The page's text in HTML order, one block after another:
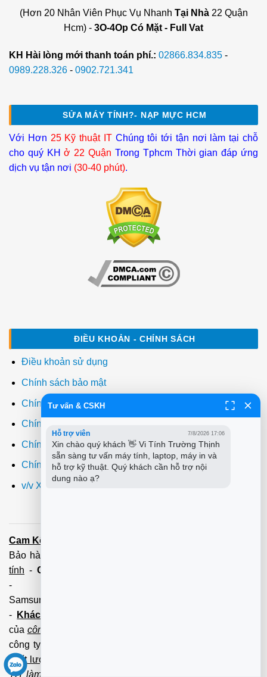
(Hơn 20 Nhân Viên Phục Vụ Nhanh Tại Nhà22 Quận
Hcm) - 3O-4Op Có Mặt - Full Vat
KH Hài lòng mới thanh toán phí.: 02866.834.835 -
0989.228.326 - 0902.721.341
SỬA MÁY TÍNH?- NẠP MỰC HCM
Với Hơn 25 Kỹ thuật ITChúng tôi tới tận nơi làm tại chỗ
cho quý KHở 22 Quận Trong Tphcm Thời gian đáp ứng
dịch vụ tận nơi (30-40 phút).
ĐIỀU KHOẢN - CHÍNH SÁCH
Điều khoản sử dụng
Chính sách bảo mật
Chính sách thanh toán
Chính sách giao hàng
Chính sách đổi trả
Chính sách bảo hành
v/v Xuất hóa đơn đỏ VAT
Cam Kết:
Bảo hành tận tâm - Xuất hóa đơn đỏ đầy đủ
tính - Cài Win Tận Nơi
-
Samsung,Brother,Xeroc,Panasonic): 100 - 180,000 vnđ
-
Khách hàng lưu ý:
của công ty PCI.
công ty không liên hệ và làm việc với cá nhân đảm bảo
chất lượng dịch vụ
TH làm việc với cá nhân không qua tổng đài, không có
Tư vấn & CSKH
Hỗ trợ viên 7/8/2026 17:06
Xin chào quý khách 👋 Vi Tính Trường Thịnh
sẵn sàng tư vấn máy tính, laptop, máy in và
hỗ trợ kỹ thuật. Quý khách cần hỗ trợ nội
dung nào ạ?